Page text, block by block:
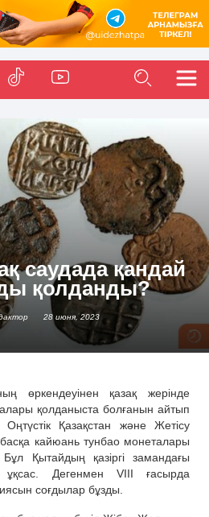
саудада қандай
қолданды?
28 июня, 2023
өркендеуінен қазақ жерінде
қолданыста болғанын айтып
Қазақстан және Жетісу
кайюань тунбао монеталары
Қытайдың қазіргі замандағы
Дегенмен VIII ғасырда
соғдылар бұзды.